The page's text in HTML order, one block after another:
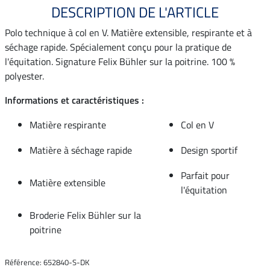
DESCRIPTION DE L'ARTICLE
Polo technique à col en V. Matière extensible, respirante et à
séchage rapide. Spécialement conçu pour la pratique de
l'équitation. Signature Felix Bühler sur la poitrine. 100 %
polyester.
Informations et caractéristiques :
Matière respirante
Col en V
Matière à séchage rapide
Design sportif
Matière extensible
Parfait pour
l'équitation
Broderie Felix Bühler sur la
poitrine
Référence: 652840-S-DK